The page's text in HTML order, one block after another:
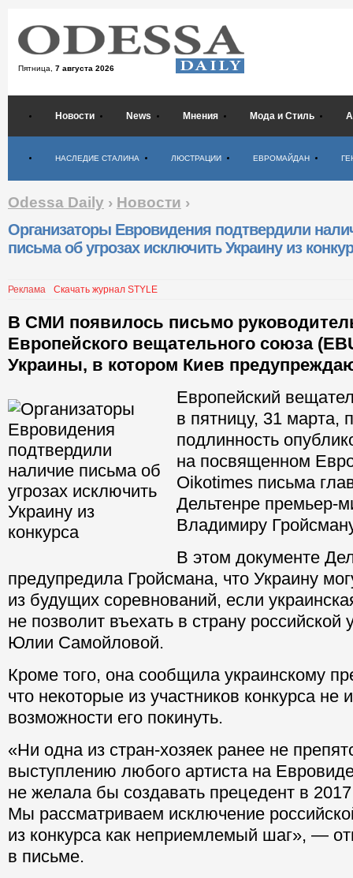
Пятница, 7 августа 2026
Новости News Мнения Мода и Стиль
НАСЛЕДИЕ СТАЛИНА ЛЮСТРАЦИИ ЕВРОМАЙДАН
Odessa Daily › Новости ›
Организаторы Евровидения подтвердили
письма об угрозах исключить Украину из
Реклама Скачать журнал STYLE
В СМИ появилось письмо
Европейского вещательного союза
Украины, в котором Киев
Европейский
в пятницу, 31 марта,
подлинность
на посвященном
Oikotimes письма
Дельтенре премьер-
Владимиру
В этом документе
предупредила Гройсмана, что Украину
из будущих соревнований, если
не позволит въехать в страну российской
Юлии Самойловой.
Кроме того, она сообщила украинскому
что некоторые из участников конкурса не
возможности его покинуть.
«Ни одна из стран-хозяек ранее не
выступлению любого артиста на
не желала бы создавать прецедент в 2017
Мы рассматриваем исключение
из конкурса как неприемлемый шаг», —
в письме.